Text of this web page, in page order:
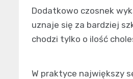
Dodatkowo czosnek
uznaje się za bardziej
chodzi tylko o ilość
W praktyce największy